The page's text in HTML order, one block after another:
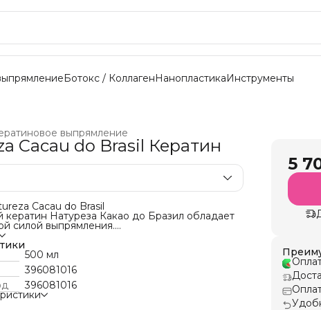
Ботокс / КоллагенНанопластикаИнструменты
выпрямление
Cacau do Brasil Кератин
Cacau do Brasil
кератин Натуреза Какао до Бразил обладает
силой выпрямления.
комплекса оживить внутреннюю и
волос, сохраняя эффект на длительный
масла какао, натуральный
и аминокислот, которые глубоко
смягчают и защищают от вредных факторов
на длину волос:
500 мл
396081016
396081016
5